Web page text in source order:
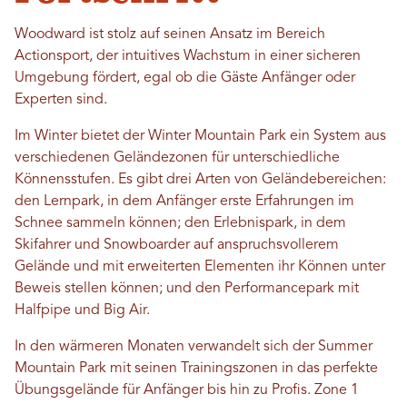
Woodward ist stolz auf seinen Ansatz im Bereich
Actionsport, der intuitives Wachstum in einer sicheren
Umgebung fördert, egal ob die Gäste Anfänger oder
Experten sind.
Im Winter bietet der Winter Mountain Park ein System aus
verschiedenen Geländezonen für unterschiedliche
Könnensstufen. Es gibt drei Arten von Geländebereichen:
den Lernpark, in dem Anfänger erste Erfahrungen im
Schnee sammeln können; den Erlebnispark, in dem
Skifahrer und Snowboarder auf anspruchsvollerem
Gelände und mit erweiterten Elementen ihr Können unter
Beweis stellen können; und den Performancepark mit
Halfpipe und Big Air.
In den wärmeren Monaten verwandelt sich der Summer
Mountain Park mit seinen Trainingszonen in das perfekte
Übungsgelände für Anfänger bis hin zu Profis. Zone 1